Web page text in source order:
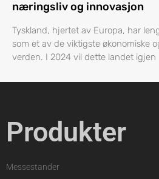
næringsliv og innovasjon
Tyskland, hjertet av Europa, har
som et av de viktigste økonomiske
verden. I 2024 vil dette landet igjen
Produkter
Messestander